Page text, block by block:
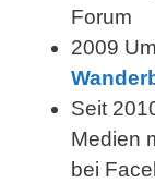
Forum
2009
Seit
Medien
bei